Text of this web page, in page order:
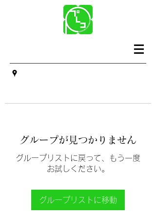
グループが見つかりません
グループリストに戻って、もう一度
お試しください。
グループリストに移動